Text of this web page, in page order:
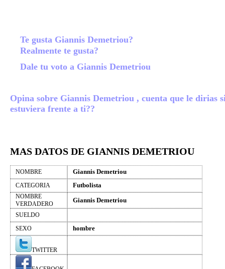
Te gusta Giannis Demetriou?
Realmente te gusta?
Dale tu voto a Giannis Demetriou
Opina sobre Giannis Demetriou , cuenta que le dirias
estuviera frente a ti??
MAS DATOS DE GIANNIS DEMETRIOU
NOMBRE Giannis Demetriou
CATEGORIA Futbolista
NOMBRE
VERDADERO
Giannis Demetriou
SUELDO
SEXO
hombre
TWITTER